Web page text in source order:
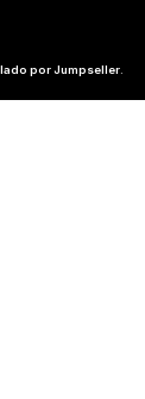
por Jumpseller.